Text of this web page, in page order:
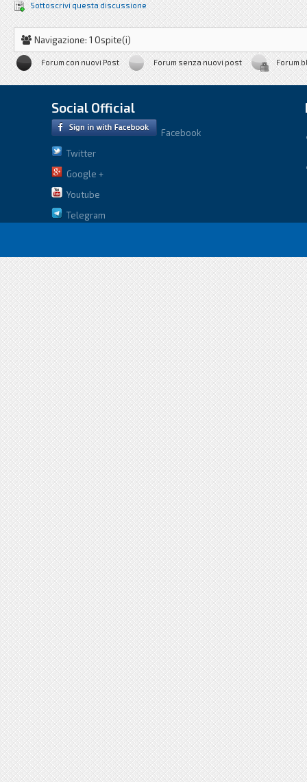
Sottoscrivi questa discussione
Navigazione: 1 Ospite(i)
Forum con nuovi Post Forum senza nuovi post Forum
Social Official
Facebook
Twitter
Google +
Youtube
Telegram